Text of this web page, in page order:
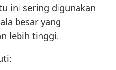
ini sering digunakan
besar yang
lebih tinggi.